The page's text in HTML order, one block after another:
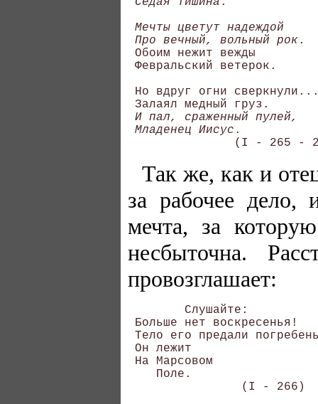
Мечты цветут надеждой
Про вечный, вольный рок.
Обоим нежит вежды
Февральский ветерок.
Но вдруг огни
Залаял медный груз.
И пал, сраженный пулей,
Младенец Иисус .
Так же, как и
за рабочее дело,
мечта, за
несбыточна.
провозглашает:
        Слушайте:
Больше нет воскресенья!
Тело его предали
Он лежит
На Марсовом
    Поле.